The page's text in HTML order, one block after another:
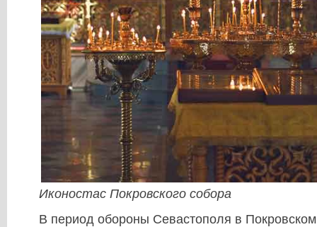
Иконостас Покровского собора
В период обороны Севастополя в